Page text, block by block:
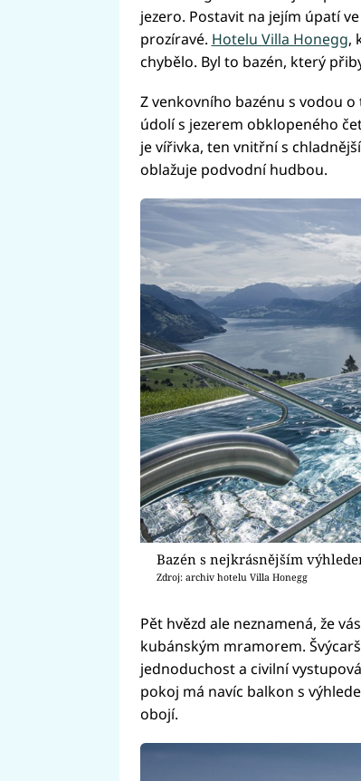
jezero. Postavit na jejím úpatí
prozíravé. Hotelu Villa Honegg,
chybělo. Byl to bazén, který
Z venkovního bazénu s vodou o
údolí s jezerem obklopeného
je vířivka, ten vnitřní s
oblažuje podvodní hudbou.
Bazén s nejkrásnějším
Zdroj: archiv hotelu Villa Honegg
Pět hvězd ale neznamená, že
kubánským mramorem.
jednoduchost a civilní
pokoj má navíc balkon s
obojí.